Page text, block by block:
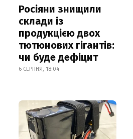
Росіяни знищили
склади із
продукцією двох
тютюнових гігантів:
чи буде дефіцит
6 СЕРПНЯ, 18:04